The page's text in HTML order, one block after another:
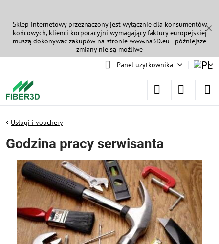
✕
Sklep internetowy przeznaczony jest wyłącznie dla konsumentów
końcowych, klienci korporacyjni wymagający faktury europejskiej
muszą dokonywać zakupów na stronie www.na3D.eu - późniejsze
zmiany nie są możliwe
Panel użytkownika
Usługi i vouchery
Godzina pracy serwisanta